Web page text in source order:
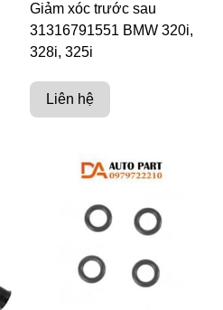
Giảm xóc trước sau
31316791551 BMW 320i,
328i, 325i
Liên hệ